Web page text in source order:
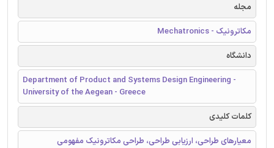
مجله
مکاترونیک - Mechatronics
دانشگاه
Department of Product and Systems Design Engineering -
University of the Aegean - Greece
کلمات کلیدی
معیارهای طراحی، ارزیابی طراحی، طراحی مکاترونیک مفهومی